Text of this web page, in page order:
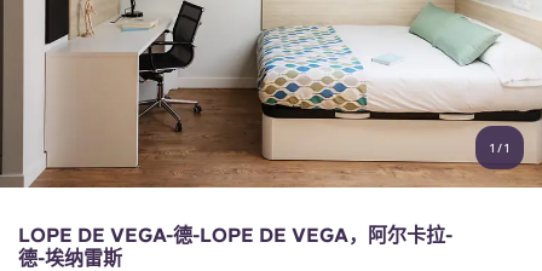
账户 语言
English (GB)
选择一个国家
选择一间公寓
立即预订
Italian French
Portuguese
1 /1
LOPE DE VEGA-德-LOPE DE VEGA，阿尔卡拉-
德-埃纳雷斯